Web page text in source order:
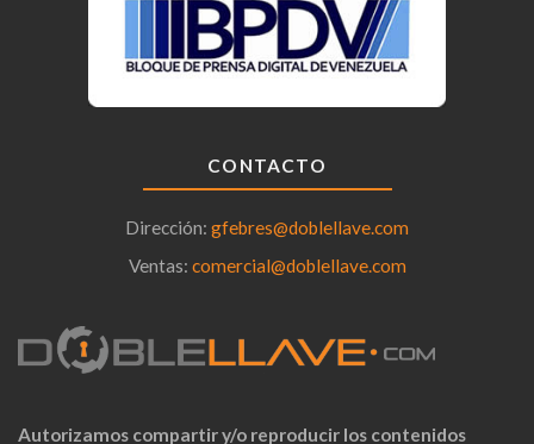
CONTACTO
Dirección: gfebres@doblellave.com
Ventas: comercial@doblellave.com
Autorizamos compartir y/o reproducir los contenidos